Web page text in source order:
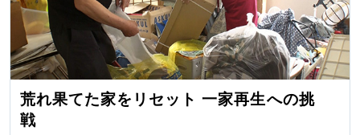
荒れ果てた家をリセット 一家再生への挑
戦